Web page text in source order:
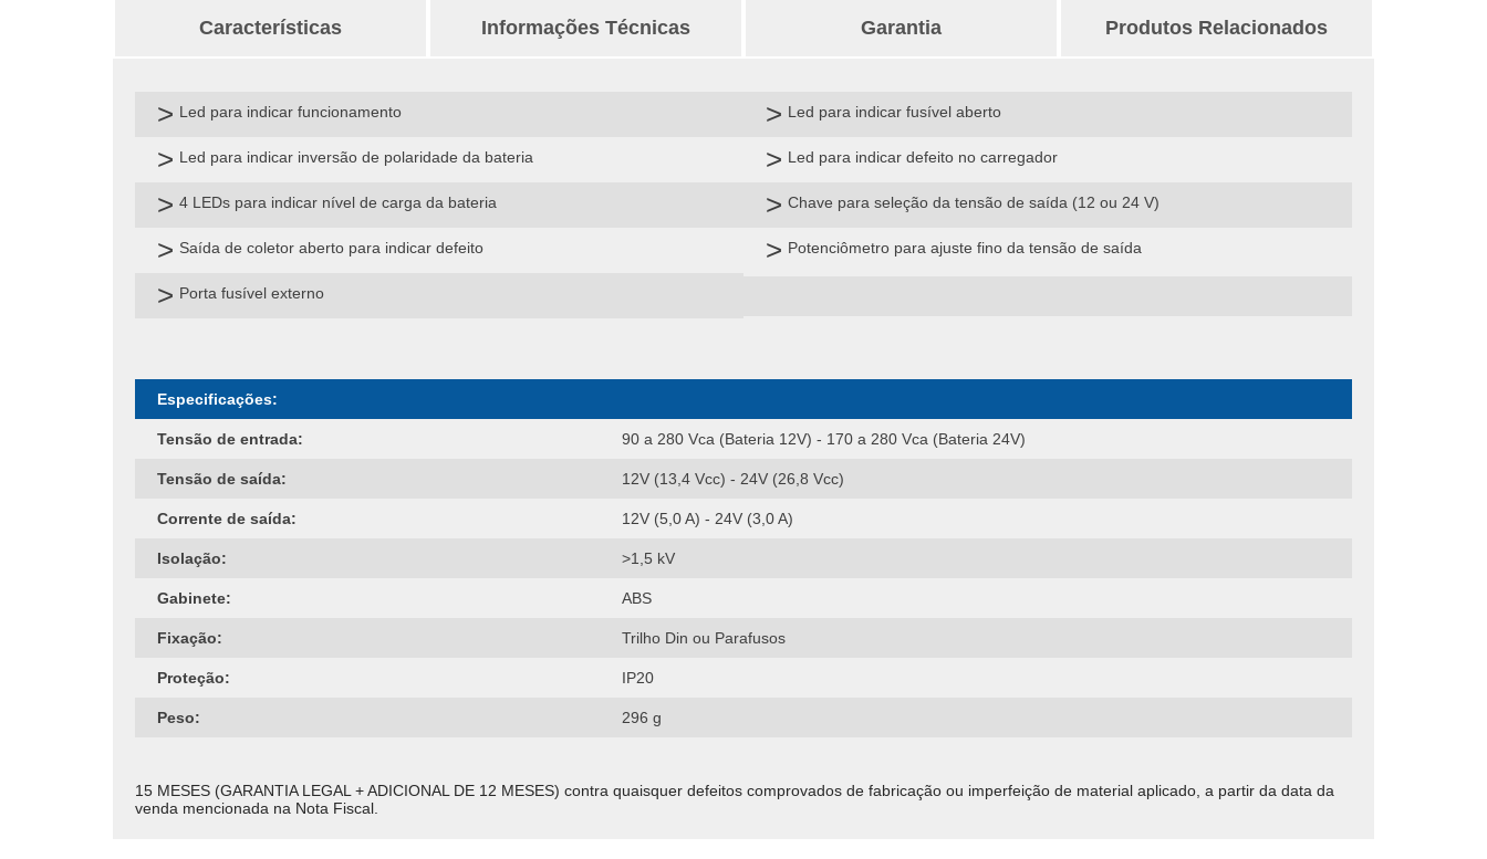
Características Informações Técnicas Garantia Produtos Relacionados
Led para indicar funcionamento Led para indicar fusível aberto
Led para indicar inversão de polaridade da bateria Led para indicar defeito no carregador
4 LEDs para indicar nível de carga da bateria Chave para seleção da tensão de saída (12 ou 24 V)
Saída de coletor aberto para indicar defeito Potenciômetro para ajuste fino da tensão de saída
Porta fusível externo
Especificações:
Tensão de entrada: 90 a 280 Vca (Bateria 12V) - 170 a 280 Vca (Bateria 24V)
Tensão de saída: 12V (13,4 Vcc) - 24V (26,8 Vcc)
Corrente de saída: 12V (5,0 A) - 24V (3,0 A)
Isolação: >1,5 kV
Gabinete: ABS
Fixação: Trilho Din ou Parafusos
Proteção: IP20
Peso: 296 g
15 MESES (GARANTIA LEGAL + ADICIONAL DE 12 MESES) contra quaisquer defeitos comprovados de fabricação ou imperfeição de material aplicado, a partir da data da
venda mencionada na Nota Fiscal.